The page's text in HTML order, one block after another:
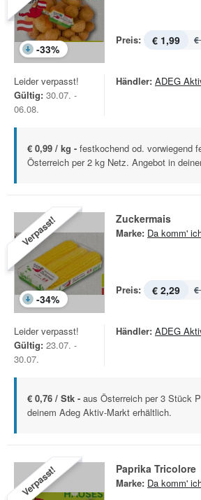
-33%
Preis: € 1,99 €
Leider verpasst!
Gültig: 30.07. -
06.08.
Händler: ADEG
€ 0,99 / kg - festkochend od. vorwiegend
Österreich per 2 kg Netz. Angebot in
Verpasst!
-34%
Zuckermais
Marke: Da komm'
Preis: € 2,29 €
Leider verpasst!
Gültig: 23.07. -
30.07.
Händler: ADEG
€ 0,76 / Stk - aus Österreich per 3 Stück
deinem Adeg Aktiv-Markt erhältlich.
Verpasst! Paprika Tricolore
Marke: Da komm'